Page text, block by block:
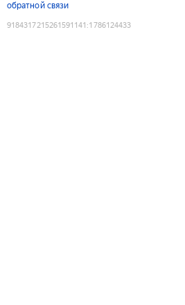
обратной связи
9184317215261591141 :1786124433